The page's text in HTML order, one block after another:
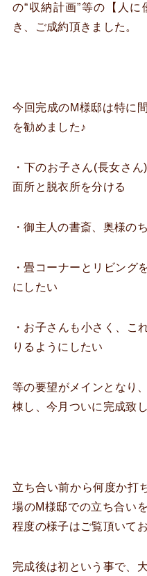
の“収納計画”等の【人
き、ご成約頂きました。
今回完成のM様邸は特に
を勧めました♪
・下のお子さん(長女さ
面所と脱衣所を分ける
・御主人の書斎、奥様の
・畳コーナーとリビング
にしたい
・お子さんも小さく、こ
りるようにしたい
等の要望がメインとなり
棟し、今月ついに完成致し
立ち合い前から何度か打
場のM様邸での立ち合い
程度の様子はご覧頂いて
完成後は初という事で、